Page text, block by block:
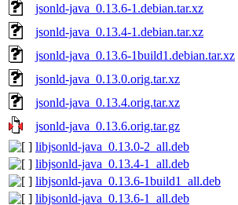
jsonld-java_0.13.6-1.debian.tar.xz
jsonld-java_0.13.4-1.debian.tar.xz
jsonld-java_0.13.6-1build1.debian.tar.xz
jsonld-java_0.13.0.orig.tar.xz
jsonld-java_0.13.4.orig.tar.xz
jsonld-java_0.13.6.orig.tar.gz
libjsonld-java_0.13.0-2_all.deb
libjsonld-java_0.13.4-1_all.deb
libjsonld-java_0.13.6-1build1_all.deb
libjsonld-java_0.13.6-1_all.deb